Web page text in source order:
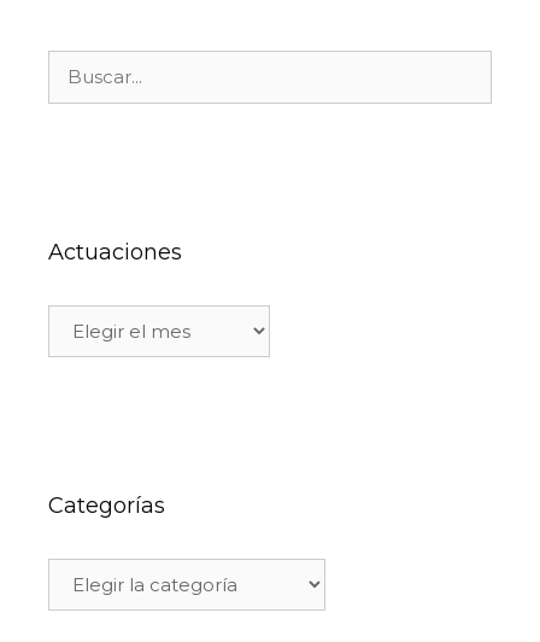
Actuaciones
Categorías